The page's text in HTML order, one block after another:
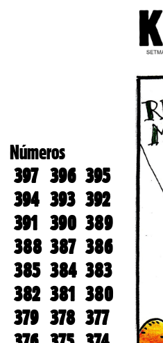
Números
397 396 395
394 393 392
391 390 389
388 387 386
385 384 383
382 381 380
379 378 377